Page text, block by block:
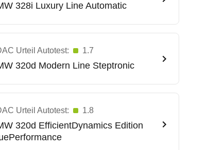
328i Luxury Line Automatic
Urteil Autotest: 1.7
320d Modern Line Steptronic
Urteil Autotest: 1.8
320d EfficientDynamics Edition